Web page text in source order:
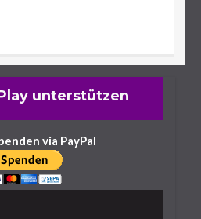
unterstützen
via PayPal